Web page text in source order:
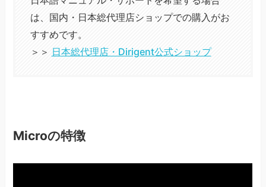
は、国内・日本総代理店ショップでの購入がお
すすめです。
＞＞ 日本総代理店・Dirigent公式ショップ
Microの特徴